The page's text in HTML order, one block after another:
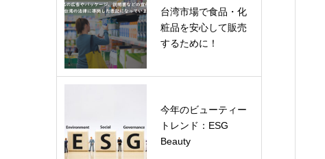
台湾市場で食品・化
粧品を安心して販売
するために！
今年のビューティー
トレンド：ESG
Beauty